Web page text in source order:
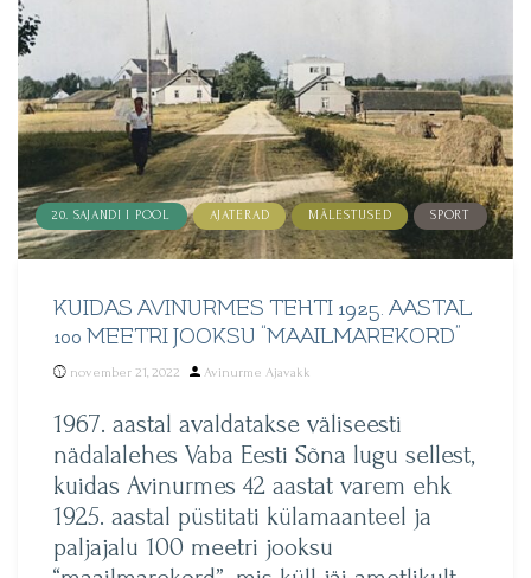
20. SAJANDI I POOL AJATERAD MÄLESTUSED SPORT
KUIDAS AVINURMES TEHTI 1925. AASTAL
100 MEETRI JOOKSU “MAAILMAREKORD”
november 21, 2022
Posted
Avinurme Ajavakk
1967. aastal avaldatakse väliseesti
nädalalehes Vaba Eesti Sõna lugu sellest,
kuidas Avinurmes 42 aastat varem ehk
1925. aastal püstitati külamaanteel ja
paljajalu 100 meetri jooksu